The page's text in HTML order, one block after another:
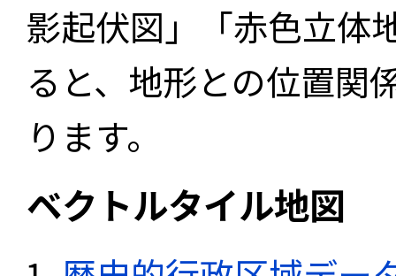
影起伏図」「赤色立体
ると、地形との位置関
ります。
ベクトルタイル地図